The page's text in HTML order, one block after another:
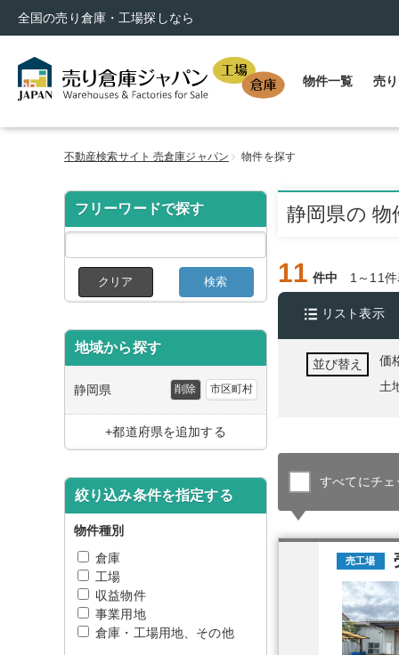
全国の売り倉庫・工場探しなら
物件一覧 売
不動産検索サイト 売倉庫ジャパン 物件を探す
フリーワードで探す
クリア 検索
地域から探す
静岡県 削除 市区町村
+都道府県を追加する
絞り込み条件を指定する
物件種別
倉庫
工場
収益物件
事業用地
倉庫・工場用地、その他
静岡県の 物
11 件中 1～11
リスト表示
並び替え
価
土
すべてにチェ
売工場